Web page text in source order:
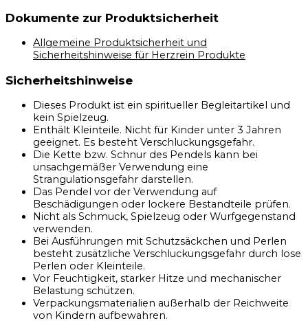
Dokumente zur Produktsicherheit
Allgemeine Produktsicherheit und
Sicherheitshinweise für Herzrein Produkte
Sicherheitshinweise
Dieses Produkt ist ein spiritueller Begleitartikel und
kein Spielzeug.
Enthält Kleinteile. Nicht für Kinder unter 3 Jahren
geeignet. Es besteht Verschluckungsgefahr.
Die Kette bzw. Schnur des Pendels kann bei
unsachgemäßer Verwendung eine
Strangulationsgefahr darstellen.
Das Pendel vor der Verwendung auf
Beschädigungen oder lockere Bestandteile prüfen.
Nicht als Schmuck, Spielzeug oder Wurfgegenstand
verwenden.
Bei Ausführungen mit Schutzsäckchen und Perlen
besteht zusätzliche Verschluckungsgefahr durch lose
Perlen oder Kleinteile.
Vor Feuchtigkeit, starker Hitze und mechanischer
Belastung schützen.
Verpackungsmaterialien außerhalb der Reichweite
von Kindern aufbewahren.